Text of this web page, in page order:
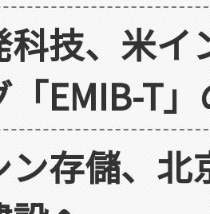
科技、米イ
「EMIB-T
ン存儲、北